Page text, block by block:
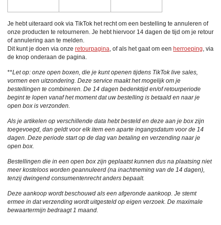
Je hebt uiteraard ook via TikTok het recht om een bestelling te annuleren of
onze producten te retourneren. Je hebt hiervoor 14 dagen de tijd om je retour
of annulering aan te melden.
Dit kunt je doen via onze retourpagina , of als het gaat om een herroeping , via
de knop onderaan de pagina.
**Let op: onze open boxen, die je kunt openen tijdens TikTok live sales,
vormen een uitzondering. Deze service maakt het mogelijk om je
bestellingen te combineren. De 14 dagen bedenktijd en/of retourperiode
begint te lopen vanaf het moment dat uw bestelling is betaald en naar je
open box is verzonden.
Als je artikelen op verschillende data hebt besteld en deze aan je box zijn
toegevoegd, dan geldt voor elk item een aparte ingangsdatum voor de 14
dagen. Deze periode start op de dag van betaling en verzending naar je
open box.
Bestellingen die in een open box zijn geplaatst kunnen dus na plaatsing niet
meer kosteloos worden geannuleerd (na inachtneming van de 14 dagen),
tenzij dwingend consumentenrecht anders bepaalt.
Deze aankoop wordt beschouwd als een afgeronde aankoop. Je stemt
ermee in dat verzending wordt uitgesteld op eigen verzoek. De maximale
bewaartermijn bedraagt 1 maand.